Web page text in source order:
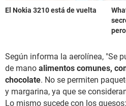
El Nokia 3210 está de vuelta
Según informa la aerolínea, "Se
de mano alimentos comunes,
chocolate. No se permiten
y margarina, ya que se
Lo mismo sucede con los